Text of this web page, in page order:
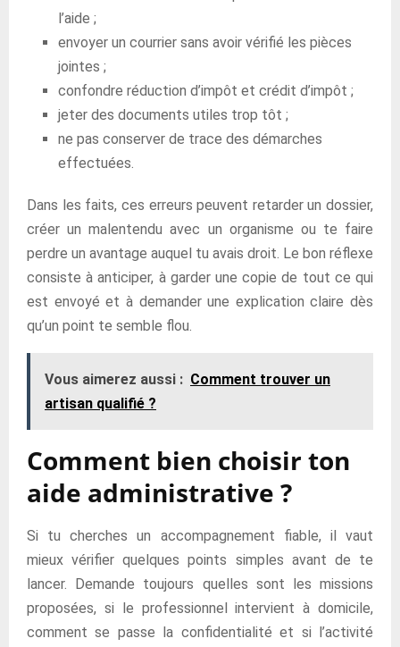
l’aide ;
envoyer un courrier sans avoir vérifié les pièces
jointes ;
confondre réduction d’impôt et crédit d’impôt ;
jeter des documents utiles trop tôt ;
ne pas conserver de trace des démarches
effectuées.
Dans les faits, ces erreurs peuvent retarder un dossier,
créer un malentendu avec un organisme ou te faire
perdre un avantage auquel tu avais droit. Le bon réflexe
consiste à anticiper, à garder une copie de tout ce qui
est envoyé et à demander une explication claire dès
qu’un point te semble flou.
Vous aimerez aussi : Comment trouver un
artisan qualifié ?
Comment bien choisir ton
aide administrative ?
Si tu cherches un accompagnement fiable, il vaut
mieux vérifier quelques points simples avant de te
lancer. Demande toujours quelles sont les missions
proposées, si le professionnel intervient à domicile,
comment se passe la confidentialité et si l’activité